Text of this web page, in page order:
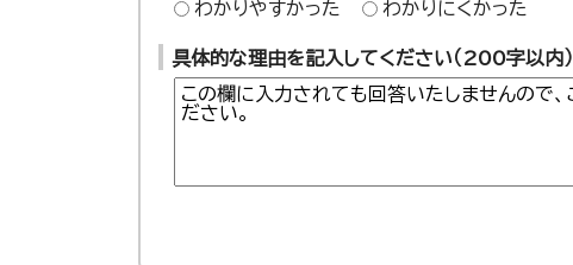
わかりやすかった
わかりにくかった
具体的な理由を記入してください（200字以内）